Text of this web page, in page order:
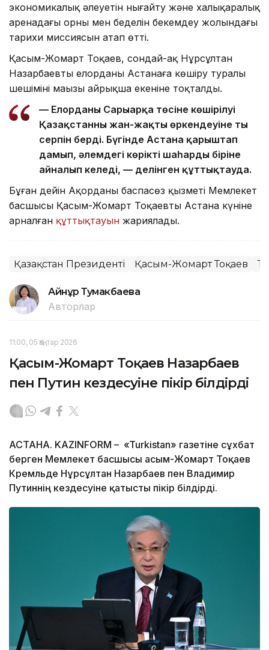
экономикалық әлеуетін нығайту және халықаралық
аренадағы орны мен беделін бекемдеу жолындағы
тарихи миссиясын атап өтті.
Қасым-Жомарт Тоқаев, сондай-ақ Нұрсұлтан
Назарбаевтың елорданы Астанаға көшіру туралы
шешімінің маңызы айрықша екеніне тоқталды.
— Елорданың Сарыарқа төсіне көшірілуі
Қазақстанның жан-жақты өркендеуіне тың
серпін берді. Бүгінде Астана қарыштап
дамып, әлемдегі көрікті шаһардың біріне
айналып келеді, — делінген құттықтауда.
Бұған дейін Ақорданың баспасөз қызметі Мемлекет
басшысы Қасым-Жомарт Тоқаевтың Астана күніне
арналған құттықтауын жариялады.
Қазақстан Президенті Қасым-Жомарт Тоқаев
Айнұр Тумакбаева
Авторлар
11:00, 05 Қаңтар 2026
Қасым-Жомарт Тоқаев Назарбаев
пен Путин кездесуіне пікір білдірді
АСТАНА. KAZINFORM – «Turkistan» газетіне сұхбат
берген Мемлекет басшысы Қасым-Жомарт Тоқаев
Кремльде Нұрсұлтан Назарбаев пен Владимир
Путиннің кездесуіне қатысты пікір білдірді.